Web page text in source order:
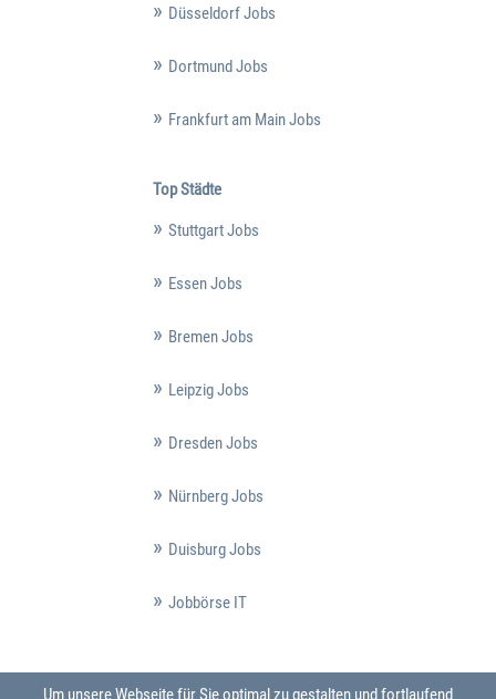
Düsseldorf Jobs
Dortmund Jobs
Frankfurt am Main Jobs
Top Städte
Stuttgart Jobs
Essen Jobs
Bremen Jobs
Leipzig Jobs
Dresden Jobs
Nürnberg Jobs
Duisburg Jobs
Jobbörse IT
Um unsere Webseite für Sie optimal zu gestalten und fortlaufend